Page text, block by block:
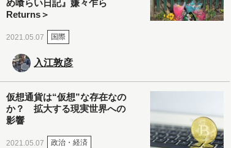
め喰らい日記』嫌々乍ら
Returns＞
2021.05.07 国際
入江敦彦
仮想通貨は“仮想”な存在なの
か？ 拡大する現実世界への
影響
2021.05.07 政治・経済